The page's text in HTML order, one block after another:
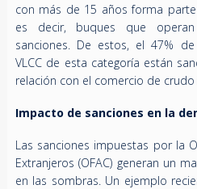
con más de 15 años forma
es decir, buques que
sanciones. De estos, el 47%
VLCC de esta categoría están
relación con el comercio de
Impacto de sanciones en la
Las sanciones impuestas por la
Extranjeros (OFAC) generan un
en las sombras. Un ejemplo